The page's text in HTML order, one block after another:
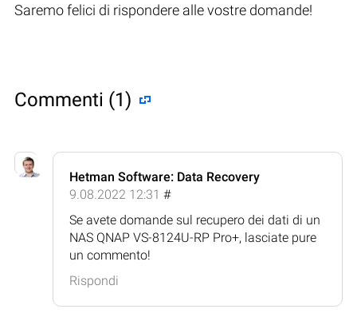
Saremo felici di rispondere alle vostre domande!
Commenti (1)
Hetman Software: Data Recovery
9.08.2022 12:31 #
Se avete domande sul recupero dei dati di un
NAS QNAP VS-8124U-RP Pro+, lasciate pure
un commento!
Rispondi